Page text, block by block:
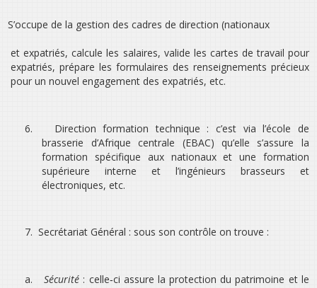
S’occupe de la gestion des cadres de direction (nationaux
et expatriés, calcule les salaires, valide les cartes de travail pour
expatriés, prépare les formulaires des renseignements précieux
pour un nouvel engagement des expatriés, etc.
6.
Direction formation technique : c’est via l’école de
brasserie d’Afrique centrale (EBAC) qu’elle s’assure la
formation spécifique aux nationaux et une formation
supérieure interne et l’ingénieurs brasseurs et
électroniques, etc.
7. Secrétariat Général : sous son contrôle on trouve :
a. Sécurité : celle‐ci assure la protection du patrimoine et le